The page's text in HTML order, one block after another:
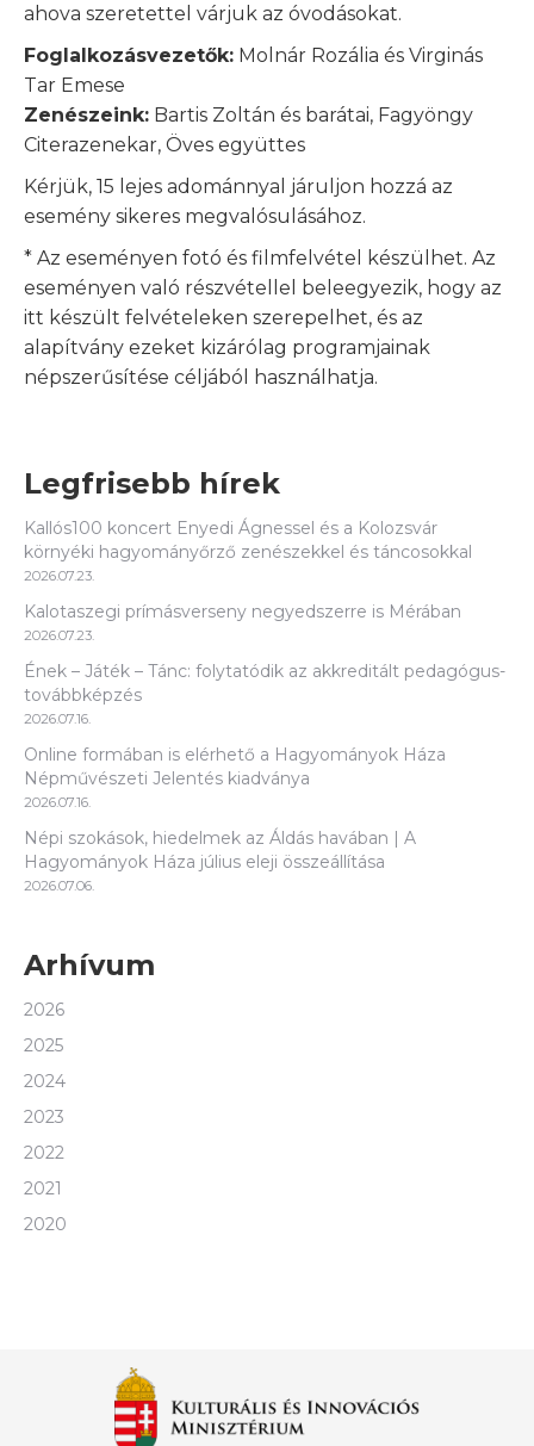
ahova szeretettel várjuk az óvodásokat.
Foglalkozásvezetők: Molnár Rozália és Virginás
Tar Emese
Zenészeink: Bartis Zoltán és barátai, Fagyöngy
Citerazenekar, Öves együttes
Kérjük, 15 lejes adománnyal járuljon hozzá az
esemény sikeres megvalósulásához.
* Az eseményen fotó és filmfelvétel készülhet. Az
eseményen való részvétellel beleegyezik, hogy az
itt készült felvételeken szerepelhet, és az
alapítvány ezeket kizárólag programjainak
népszerűsítése céljából használhatja.
Legfrisebb hírek
Kallós100 koncert Enyedi Ágnessel és a Kolozsvár
környéki hagyományőrző zenészekkel és táncosokkal
2026.07.23.
Kalotaszegi prímásverseny negyedszerre is Mérában
2026.07.23.
Ének – Játék – Tánc: folytatódik az akkreditált pedagógus-
továbbképzés
2026.07.16.
Online formában is elérhető a Hagyományok Háza
Népművészeti Jelentés kiadványa
2026.07.16.
Népi szokások, hiedelmek az Áldás havában | A
Hagyományok Háza július eleji összeállítása
2026.07.06.
Arhívum
2026
2025
2024
2023
2022
2021
2020